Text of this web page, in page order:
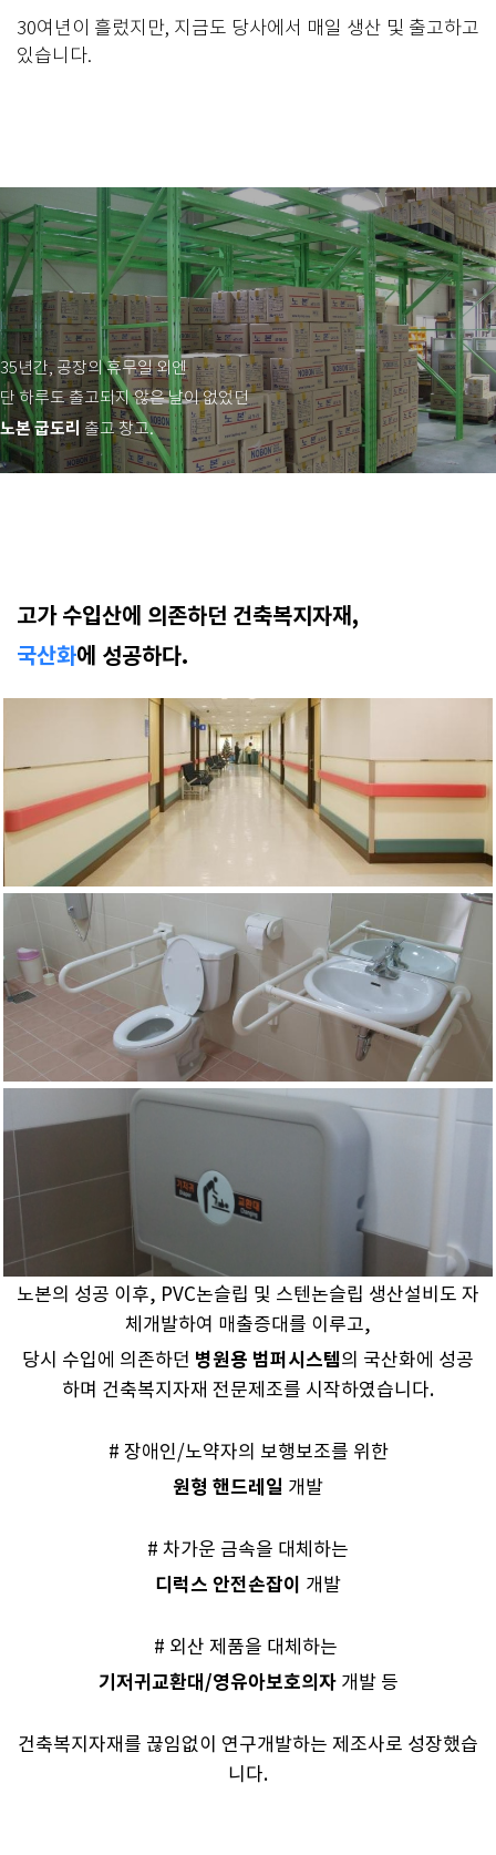
30여년이 흘렀지만, 지금도 당사에서 매일 생산 및 출고하고
있습니다.
35년간, 공장의 휴무일 외엔
단 하루도 출고되지 않은 날이 없었던
노본 굽도리 출고 창고.
고가 수입산에 의존하던 건축복지자재,
국산화에 성공하다.
노본의 성공 이후, PVC논슬립 및 스텐논슬립 생산설비도 자
체개발하여 매출증대를 이루고,
당시 수입에 의존하던 병원용 범퍼시스템의 국산화에 성공
하며 건축복지자재 전문제조를 시작하였습니다.
# 장애인/노약자의 보행보조를 위한
원형 핸드레일 개발
# 차가운 금속을 대체하는
디럭스 안전손잡이 개발
# 외산 제품을 대체하는
기저귀교환대/영유아보호의자개발 등
건축복지자재를 끊임없이 연구개발하는 제조사로 성장했습
니다.